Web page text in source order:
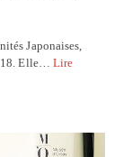
Japonaises,
Elle…Lire